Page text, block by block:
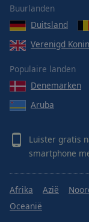
Buurlanden
Duitsland
Verenigd
Populaire landen
Denemarken
Aruba
Luister gratis
smartphone
Afrika Azië
Oceanië